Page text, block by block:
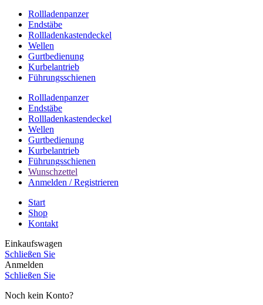
Rollladenpanzer
Endstäbe
Rollladenkastendeckel
Wellen
Gurtbedienung
Kurbelantrieb
Führungsschienen
Rollladenpanzer
Endstäbe
Rollladenkastendeckel
Wellen
Gurtbedienung
Kurbelantrieb
Führungsschienen
Wunschzettel
Anmelden / Registrieren
Start
Shop
Kontakt
Einkaufswagen
Schließen Sie
Anmelden
Schließen Sie
Noch kein Konto?